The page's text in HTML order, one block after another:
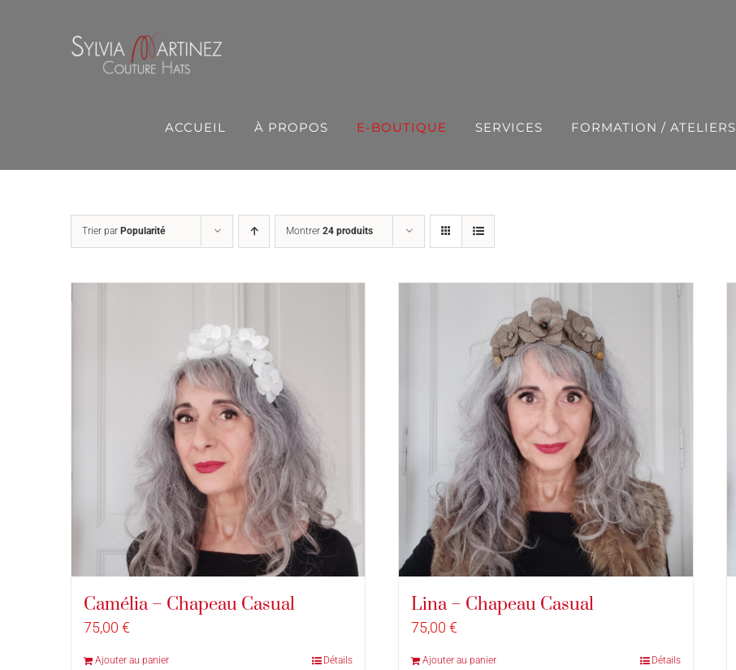
ACCUEIL À PROPOS E-BOUTIQUE SERVICES FORMATION / ATELIERS
Trier par Popularité Montrer 24 produits
Camélia – Chapeau Casual
75,00 €
Ajouter au panier Détails
Lina – Chapeau Casual
75,00€
Ajouter au panier Détails